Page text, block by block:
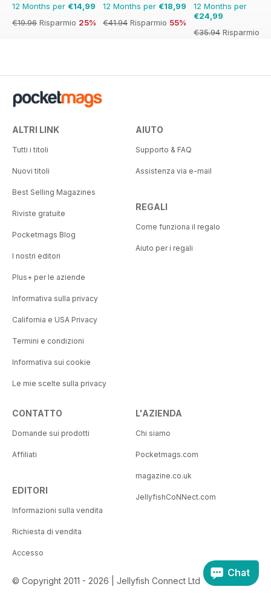
12 Months per €14,99
€19.96 Risparmio 25%
12 Months per €18,99
€41.94 Risparmio 55%
12 Months per
€24,99
€35.94 Risparmio
ALTRI LINK
Tutti i titoli
Nuovi titoli
Best Selling Magazines
Riviste gratuite
Pocketmags Blog
I nostri editori
Plus+ per le aziende
Informativa sulla privacy
California e USA Privacy
Termini e condizioni
Informativa sui cookie
Le mie scelte sulla privacy
AIUTO
Supporto & FAQ
Assistenza via e-mail
REGALI
Come funziona il regalo
Aiuto per i regali
CONTATTO
Domande sui prodotti
Affiliati
EDITORI
Informazioni sulla vendita
Richiesta di vendita
Accesso
L'AZIENDA
Chi siamo
Pocketmags.com
magazine.co.uk
JellyfishCoNNect.com
© Copyright 2011 - 2026 | Jellyfish Connect Ltd
Chat